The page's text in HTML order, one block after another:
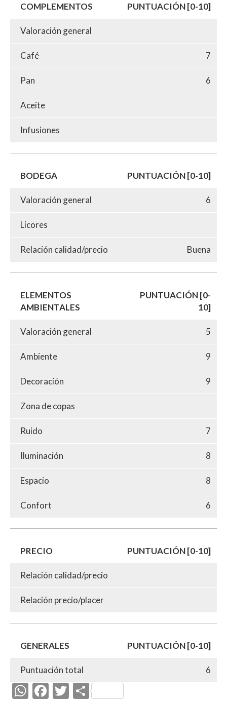
COMPLEMENTOS PUNTUACIÓN [0-10]
Valoración general
Café 7
Pan 6
Aceite
Infusiones
BODEGA PUNTUACIÓN [0-10]
Valoración general 6
Licores
Relación calidad/precio Buena
ELEMENTOS
AMBIENTALES
PUNTUACIÓN [0-
10]
Valoración general 5
Ambiente 9
Decoración 9
Zona de copas
Ruido 7
Iluminación 8
Espacio 8
Confort 6
PRECIO PUNTUACIÓN [0-10]
Relación calidad/precio
Relación precio/placer
GENERALES PUNTUACIÓN [0-10]
Puntuación total 6
W F
T C